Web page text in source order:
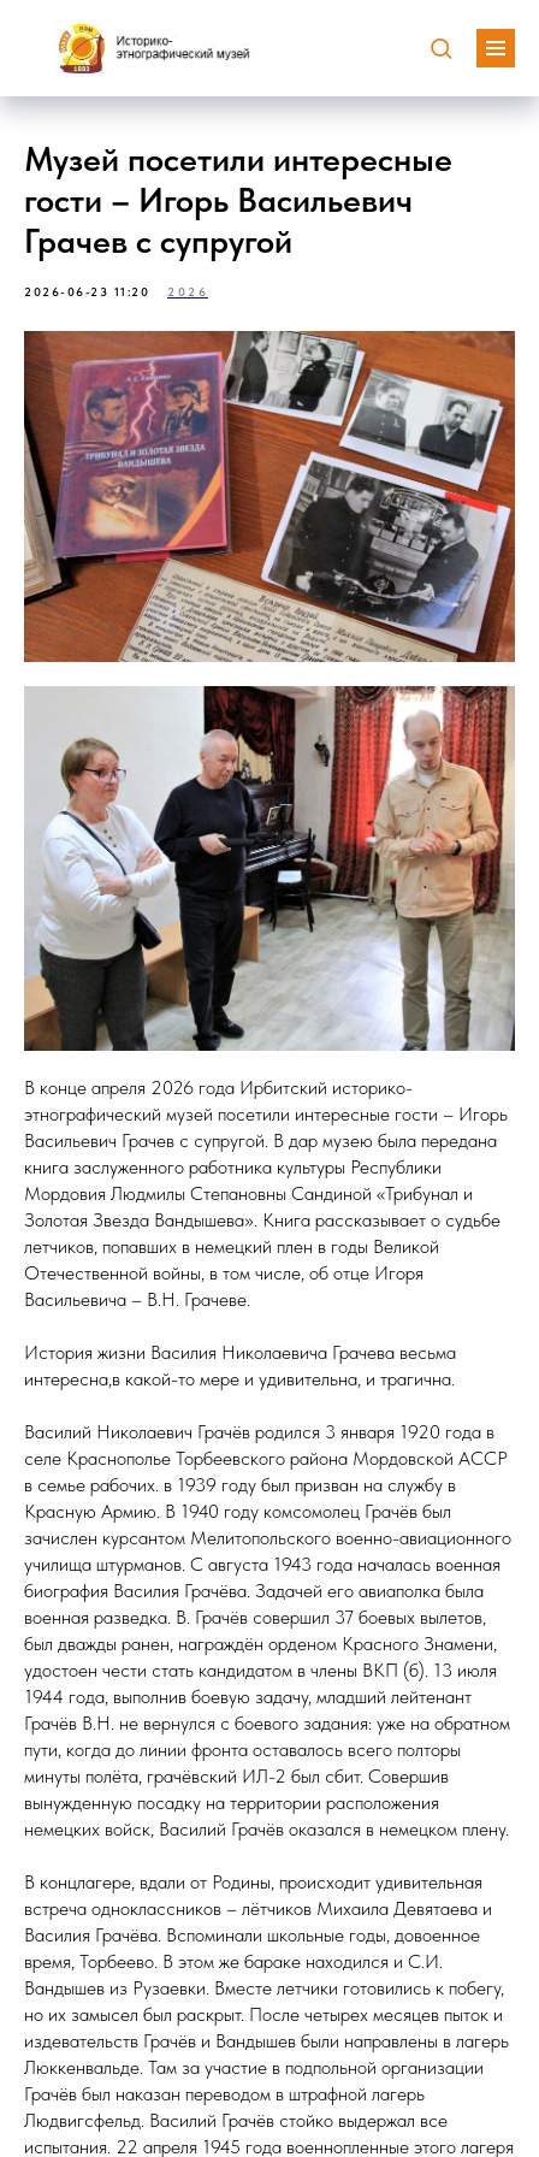
Музей посетили интересные
гости – Игорь Васильевич
Грачев с супругой
2026-06-23 11:20 2026
В конце апреля 2026 года Ирбитский историко-
этнографический музей посетили интересные гости – Игорь
Васильевич Грачев с супругой. В дар музею была передана
книга заслуженного работника культуры Республики
Мордовия Людмилы Степановны Сандиной «Трибунал и
Золотая Звезда Вандышева». Книга рассказывает о судьбе
летчиков, попавших в немецкий плен в годы Великой
Отечественной войны, в том числе, об отце Игоря
Васильевича – В.Н. Грачеве.
История жизни Василия Николаевича Грачева весьма
интересна,в какой-то мере и удивительна, и трагична.
Василий Николаевич Грачёв родился 3 января 1920 года в
селе Краснополье Торбеевского района Мордовской АССР
в семье рабочих. в 1939 году был призван на службу в
Красную Армию. В 1940 году комсомолец Грачёв был
зачислен курсантом Мелитопольского военно-авиационного
училища штурманов. С августа 1943 года началась военная
биография Василия Грачёва. Задачей его авиаполка была
военная разведка. В. Грачёв совершил 37 боевых вылетов,
был дважды ранен, награждён орденом Красного Знамени,
удостоен чести стать кандидатом в члены ВКП (б). 13 июля
1944 года, выполнив боевую задачу, младший лейтенант
Грачёв В.Н. не вернулся с боевого задания: уже на обратном
пути, когда до линии фронта оставалось всего полторы
минуты полёта, грачёвский ИЛ-2 был сбит. Совершив
вынужденную посадку на территории расположения
немецких войск, Василий Грачёв оказался в немецком плену.
В концлагере, вдали от Родины, происходит удивительная
встреча одноклассников – лётчиков Михаила Девятаева и
Василия Грачёва. Вспоминали школьные годы, довоенное
время, Торбеево. В этом же бараке находился и С.И.
Вандышев из Рузаевки. Вместе летчики готовились к побегу,
но их замысел был раскрыт. После четырех месяцев пыток и
издевательств Грачёв и Вандышев были направлены в лагерь
Люккенвальде. Там за участие в подпольной организации
Грачёв был наказан переводом в штрафной лагерь
Людвигсфельд. Василий Грачёв стойко выдержал все
испытания. 22 апреля 1945 года военнопленные этого лагеря